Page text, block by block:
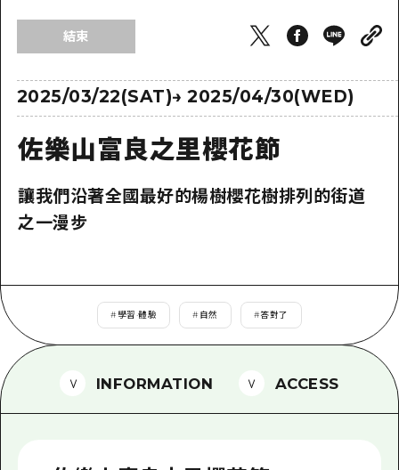
夜晚生活
世界遺產
學習·體驗
標準
答對了
藝北
宮島周邊
短途旅行
1晚2天
2晚3天
宮島周邊
東山口
列表
存取
輔助流量摘要
設施擁堵
超值遊覽門票
廣島免費 Wi-Fi
HOME
新聞
結束
2025/03/22(SAT)→2025/04/30(WED)
佐樂山富良之里櫻花節
讓我們沿著全國最好的楊樹櫻花樹排列的街道
之一漫步
# 學習·體驗 # 自然 #答對了
INFORMATION ACCESS